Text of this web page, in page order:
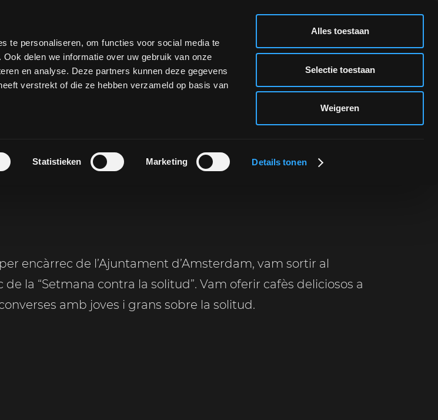
te personaliseren, om functies voor social media te
delen we informatie over uw gebruik van onze
en analyse. Deze partners kunnen deze gegevens
verstrekt of die ze hebben verzameld op basis van
Statistieken Marketing Details tonen
Alles toestaan
Selectie toestaan
Weigeren
solitud - Ajuntament
encàrrec de l’Ajuntament d’Amsterdam, vam sortir al
la “Setmana contra la solitud”. Vam oferir cafès deliciosos a
amb joves i grans sobre la solitud.